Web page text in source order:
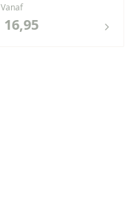
Vanaf
16,95